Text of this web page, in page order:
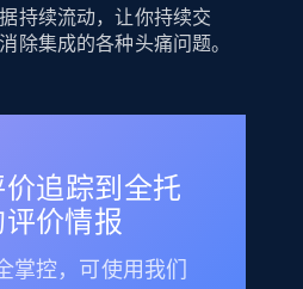
持续流动，让你持续交
除集成的各种头痛问题。
价追踪到全托
评价情报
掌控，可使用我们